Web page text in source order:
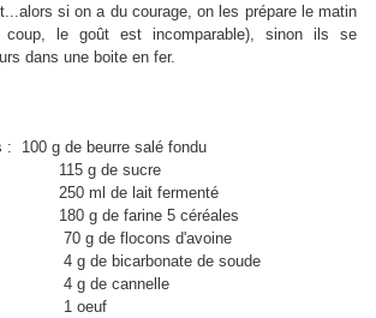
si on a du courage, on les prépare le matin
le goût est incomparable), sinon ils se
dans une boite en fer.
: 100 g de beurre salé fondu
sucre
lait fermenté
5 céréales
d'avoine
de soude